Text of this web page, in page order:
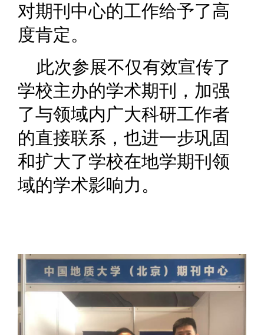
对期刊中心的工作给予了高
度肯定。
此次参展不仅有效宣传了
学校主办的学术期刊，加强
了与领域内广大科研工作者
的直接联系，也进一步巩固
和扩大了学校在地学期刊领
域的学术影响力。